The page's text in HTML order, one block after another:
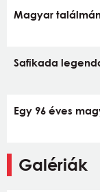
Magyar
Safikada
Egy 96 éves
Galériák